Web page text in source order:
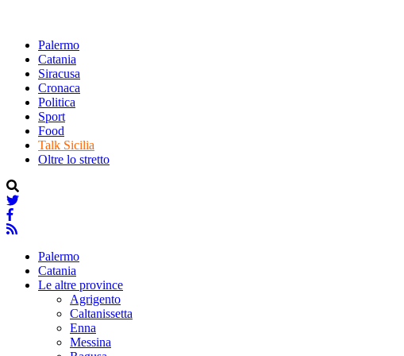
Palermo
Catania
Siracusa
Cronaca
Politica
Sport
Food
Talk Sicilia
Oltre lo stretto
Palermo
Catania
Le altre province
Agrigento
Caltanissetta
Enna
Messina